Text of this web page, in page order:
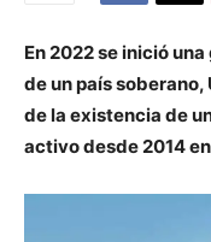
En 2022 se inició
de un país
de la existencia de
activo desde 2014